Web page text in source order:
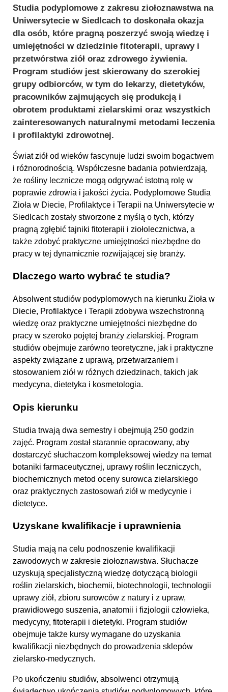
Studia podyplomowe z zakresu ziołoznawstwa na
Uniwersytecie w Siedlcach to doskonała okazja
dla osób, które pragną poszerzyć swoją wiedzę i
umiejętności w dziedzinie fitoterapii, uprawy i
przetwórstwa ziół oraz zdrowego żywienia.
Program studiów jest skierowany do szerokiej
grupy odbiorców, w tym do lekarzy, dietetyków,
pracowników zajmujących się produkcją i
obrotem produktami zielarskimi oraz wszystkich
zainteresowanych naturalnymi metodami leczenia
i profilaktyki zdrowotnej.
Świat ziół od wieków fascynuje ludzi swoim bogactwem
i różnorodnością. Współczesne badania potwierdzają,
że rośliny lecznicze mogą odgrywać istotną rolę w
poprawie zdrowia i jakości życia. Podyplomowe Studia
Zioła w Diecie, Profilaktyce i Terapii na Uniwersytecie w
Siedlcach zostały stworzone z myślą o tych, którzy
pragną zgłębić tajniki fitoterapii i ziołolecznictwa, a
także zdobyć praktyczne umiejętności niezbędne do
pracy w tej dynamicznie rozwijającej się branży.
Dlaczego warto wybrać te studia?
Absolwent studiów podyplomowych na kierunku Zioła w
Diecie, Profilaktyce i Terapii zdobywa wszechstronną
wiedzę oraz praktyczne umiejętności niezbędne do
pracy w szeroko pojętej branży zielarskiej. Program
studiów obejmuje zarówno teoretyczne, jak i praktyczne
aspekty związane z uprawą, przetwarzaniem i
stosowaniem ziół w różnych dziedzinach, takich jak
medycyna, dietetyka i kosmetologia.
Opis kierunku
Studia trwają dwa semestry i obejmują 250 godzin
zajęć. Program został starannie opracowany, aby
dostarczyć słuchaczom kompleksowej wiedzy na temat
botaniki farmaceutycznej, uprawy roślin leczniczych,
biochemicznych metod oceny surowca zielarskiego
oraz praktycznych zastosowań ziół w medycynie i
dietetyce.
Uzyskane kwalifikacje i uprawnienia
Studia mają na celu podnoszenie kwalifikacji
zawodowych w zakresie ziołoznawstwa. Słuchacze
uzyskują specjalistyczną wiedzę dotyczącą biologii
roślin zielarskich, biochemii, biotechnologii, technologii
uprawy ziół, zbioru surowców z natury i z upraw,
prawidłowego suszenia, anatomii i fizjologii człowieka,
medycyny, fitoterapii i dietetyki. Program studiów
obejmuje także kursy wymagane do uzyskania
kwalifikacji niezbędnych do prowadzenia sklepów
zielarsko-medycznych.
Po ukończeniu studiów, absolwenci otrzymują